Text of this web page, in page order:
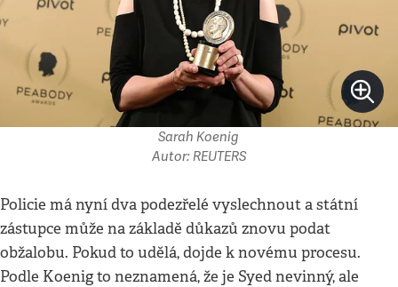
Sarah Koenig
Autor: REUTERS
Policie má nyní dva podezřelé vyslechnout a státní
zástupce může na základě důkazů znovu podat
obžalobu. Pokud to udělá, dojde k novému procesu.
Podle Koenig to neznamená, že je Syed nevinný, ale